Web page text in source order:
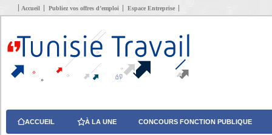
Accueil Publiez vos offres d’emploi Espace Entreprise
ACCUEIL À LA UNE CONCOURS FONCTION PUBLIQUE